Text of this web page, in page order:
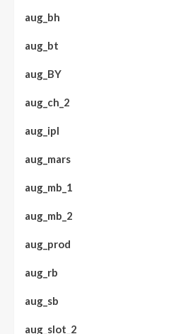
aug_bh
aug_bt
aug_BY
aug_ch_2
aug_ipl
aug_mars
aug_mb_1
aug_mb_2
aug_prod
aug_rb
aug_sb
aug_slot_2